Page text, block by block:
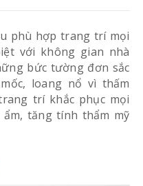
phù hợp trang trí mọi
với không gian nhà
bức tường đơn sắc
loang nổ vì thấm
trí khắc phục mọi
tăng tính thẩm mỹ